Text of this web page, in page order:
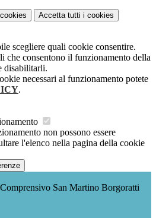
Accetta tutti i cookies
scegliere quali cookie consentire.
che consentono il funzionamento della
disabilitarli.
necessari al funzionamento potete
.
non possono essere
l'elenco nella pagina della cookie
San Martino Borgoratti